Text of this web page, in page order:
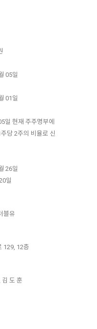
05일
01일
현재 주주명부에
당 2주의 비율로 신
26일
일
블유
129, 12층
김 도 훈